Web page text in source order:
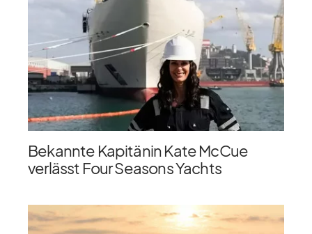
Bekannte Kapitänin Kate McCue
verlässt Four Seasons Yachts